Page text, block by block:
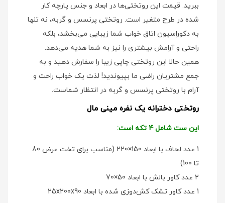
ببرید. قیمت این روتختی‌ها در ابعاد و جنس پارچه کار
شده در طرح متغیر است. روتختی پرنسس و گربه، نه تنها
به دکوراسیون اتاق خواب شما زیبایی می‌بخشد، بلکه
راحتی و آرامش بیشتری را نیز به شما هدیه می‌دهد.
همین حالا این روتختی چاپی زیبا را سفارش دهید و به
جمع مشتریان راضی ما بپیوندید! لذت یک خواب راحت و
آرام با روتختی پرنسس و گربه در انتظار شماست.
روتختی دخترانه یک نفره مینی مال
این ست شامل 4 تکه است:
1 عدد لحاف با ابعاد 150×220 (مناسب برای تخت عرض 80
تا 100)
2 عدد کاور بالش با ابعاد 50×70
1 عدد کاور تشک کش‌دوزی شده با ابعاد 25x200x90